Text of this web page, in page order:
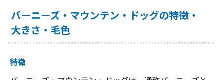
バーニーズ・マウンテン・ドッグの特徴・
大きさ・毛色
特徴